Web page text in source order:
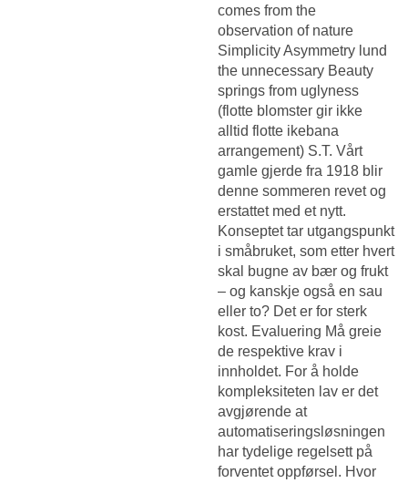
comes from the
observation of nature
Simplicity Asymmetry lund
the unnecessary Beauty
springs from uglyness
(flotte blomster gir ikke
alltid flotte ikebana
arrangement) S.T. Vårt
gamle gjerde fra 1918 blir
denne sommeren revet og
erstattet med et nytt.
Konseptet tar utgangspunkt
i småbruket, som etter hvert
skal bugne av bær og frukt
– og kanskje også en sau
eller to? Det er for sterk
kost. Evaluering Må greie
de respektive krav i
innholdet. For å holde
kompleksiteten lav er det
avgjørende at
automatiseringsløsningen
har tydelige regelsett på
forventet oppførsel. Hvor